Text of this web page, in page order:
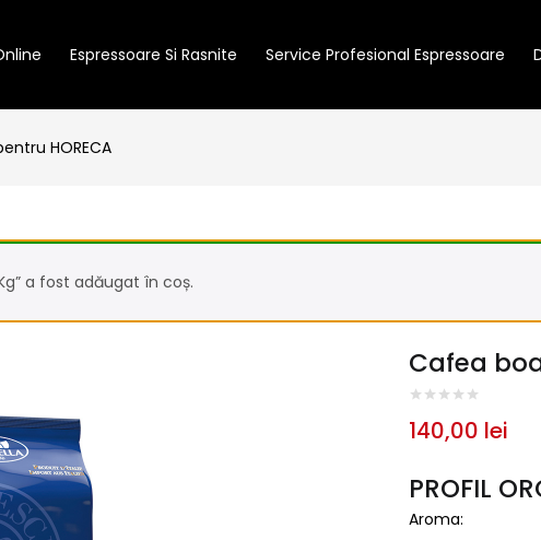
Espressoare Si Rasnite Service Profesional Espressoare
HORECA
a fost adăugat în coș.
Cafea
140,00 lei
PROFIL
Aroma: